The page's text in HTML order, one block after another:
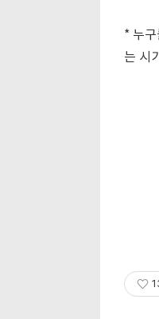
* 누
는 시